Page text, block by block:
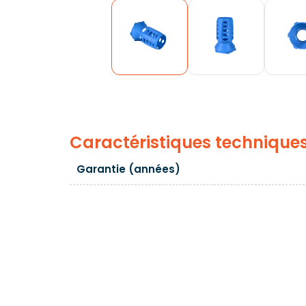
Caractéristiques
Garantie (années)